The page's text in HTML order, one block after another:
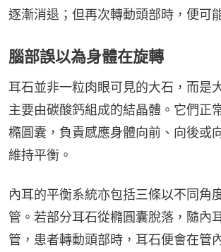
逐漸消退；但再次轉動頭部時，便可
腦部誤以為身體在旋轉
耳石並非一粒肉眼可見的大石，而是
主要由碳酸鈣組成的結晶體。它們正
橢圓囊，負責感應身體向前、向後或
維持平衡。
內耳的平衡系統亦包括三條以不同角
管。若部分耳石從橢圓囊脫落，隨內
管，患者轉動頭部時，耳石便會在管